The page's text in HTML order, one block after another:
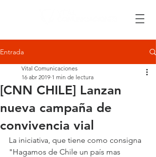
Entrada
[CNN CHILE] Lanzan
nueva campaña de
convivencia vial
Vital Comunicaciones
16 abr 2019 1 min de lectura
La iniciativa, que tiene como consigna
"Hagamos de Chile un país mas